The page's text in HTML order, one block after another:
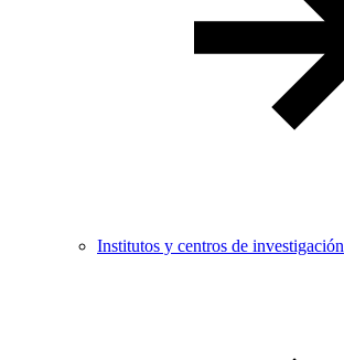
Institutos y centros de investigación